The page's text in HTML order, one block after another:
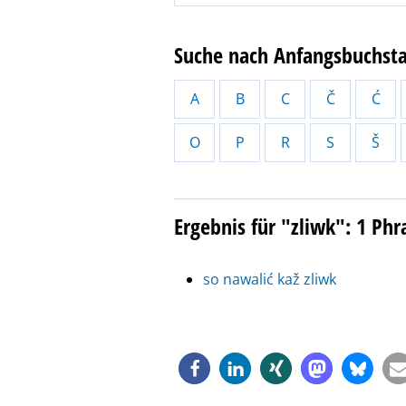
Suche nach
A B C Č Ć
O P R S Š
Ergebnis für "zliwk": 1
so nawalić kaž zliwk